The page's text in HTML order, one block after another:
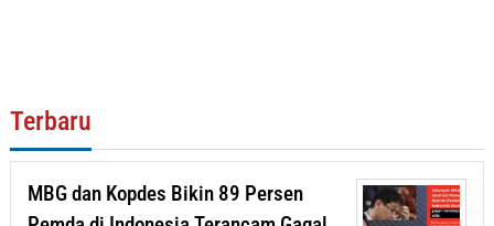
Terbaru
MBG dan Kopdes Bikin 89 Persen